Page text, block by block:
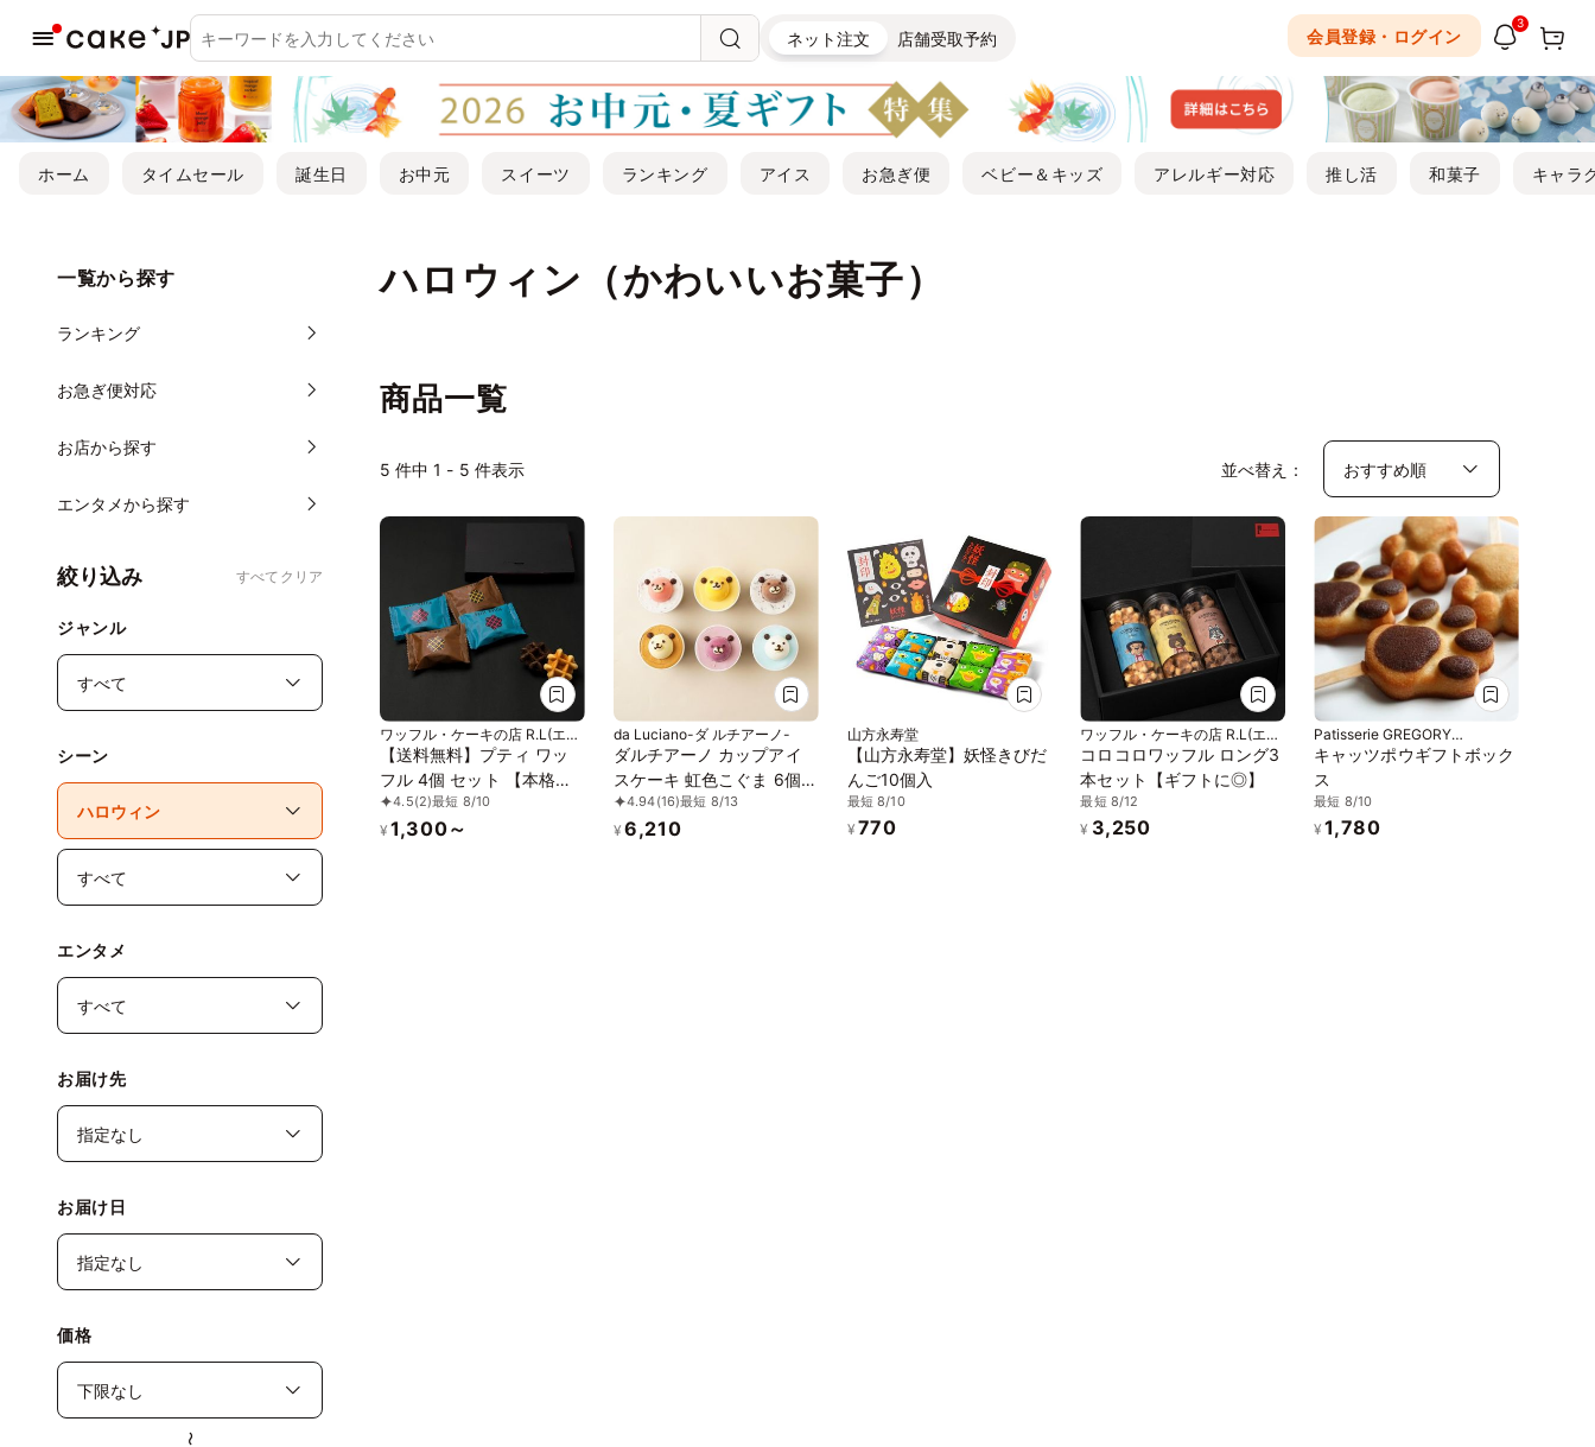
ネット注文 店舗受取予約 会員登録・ログイン
3
ホーム タイムセール 誕生日 お中元 スイーツ ランキング アイス お急ぎ便 ベビー＆キッズ アレルギー対応 推し活 和菓子 キャラ
ハロウィン（かわいいお菓子）
一覧から探す
ランキング
お急ぎ便対応
お店から探す
エンタメから探す
絞り込み すべてクリア
ジャンル
シーン
エンタメ
お届け先
お届け日
価格
〜
商品一覧
5 件中 1 - 5 件表示 並べ替え：
ワッフル・ケーキの店 R.L(エー
ル・エル)
【送料無料】プティ ワッ
フル 4個 セット 【本格リ
エージュワッフル】
4.5(2)最短 8/10
¥ 1,300～
da Luciano-ダ ルチアーノ-
ダルチアーノ カップアイ
スケーキ 虹色こぐま 6個セ
ット アイス2026 お中元
2026
4.94(16)最短 8/13
¥ 6,210
山方永寿堂
【山方永寿堂】妖怪きびだ
んご10個入
最短 8/10
¥ 770
ワッフル・ケーキの店 R.L(エー
ル・エル)
コロコロワッフル ロング3
本セット【ギフトに◎】
最短 8/12
¥ 3,250
Patisserie GREGORY
COLLET (グレゴリー・コレ)
キャッツポウギフトボック
ス
最短 8/10
¥ 1,780